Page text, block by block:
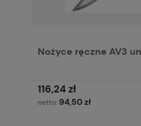
Nożyce ręczne AV3
116,24 zł
netto: 94,50 zł